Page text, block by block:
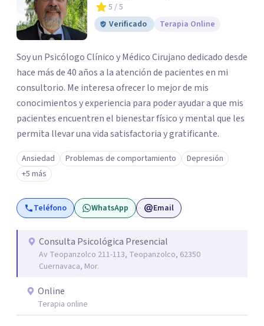
5 / 5
Verificado
Terapia Online
Soy un Psicólogo Clínico y Médico Cirujano dedicado desde
hace más de 40 años a la atención de pacientes en mi
consultorio. Me interesa ofrecer lo mejor de mis
conocimientos y experiencia para poder ayudar a que mis
pacientes encuentren el bienestar físico y mental que les
permita llevar una vida satisfactoria y gratificante.
Ansiedad Problemas de comportamiento
Depresión
+5 más
Teléfono WhatsApp Email
Consulta Psicológica Presencial
Av Teopanzolco 211-113, Teopanzolco, 62350
Cuernavaca, Mor.
Online
Terapia online